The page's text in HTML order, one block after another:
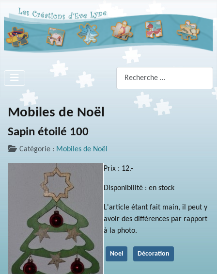
Mobiles de Noël
Sapin étoilé 100
Catégorie : Mobiles de Noël
Prix : 12.-
Disponibilité : en stock
L'article étant fait main, il peut y
avoir des différences par rapport
à la photo.
Noel Décoration